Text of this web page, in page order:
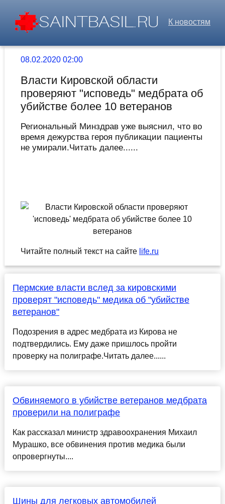
К новостям
08.02.2020 02:00
Власти Кировской области
проверяют "исповедь" медбрата об
убийстве более 10 ветеранов
Региональный Минздрав уже выяснил, что во
время дежурства героя публикации пациенты
не умирали.Читать далее......
Читайте полный текст на сайте life.ru
Пермские власти вслед за кировскими
проверят "исповедь" медика об "убийстве
ветеранов"
Подозрения в адрес медбрата из Кирова не
подтвердились. Ему даже пришлось пройти
проверку на полиграфе.Читать далее......
Обвиняемого в убийстве ветеранов медбрата
проверили на полиграфе
Как рассказал министр здравоохранения Михаил
Мурашко, все обвинения против медика были
опровергнуты....
Шины для легковых автомобилей